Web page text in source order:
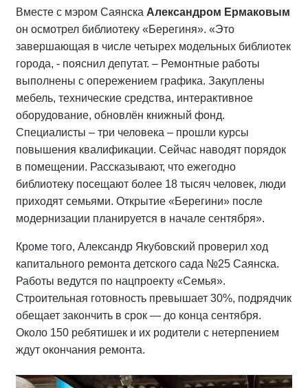
Вместе с мэром Саянска Александром Ермаковым
он осмотрел библиотеку «Берегиня». «Это
завершающая в числе четырех модельных библиотек
города, - пояснил депутат. – Ремонтные работы
выполнены с опережением графика. Закуплены
мебель, технические средства, интерактивное
оборудование, обновлён книжный фонд.
Специалисты – три человека – прошли курсы
повышения квалификации. Сейчас наводят порядок
в помещении. Рассказывают, что ежегодно
библиотеку посещают более 18 тысяч человек, люди
приходят семьями. Открытие «Берегини» после
модернизации планируется в начале сентября».
Кроме того, Александр Якубовский проверил ход
капитального ремонта детского сада №25 Саянска.
Работы ведутся по нацпроекту «Семья».
Строительная готовность превышает 30%, подрядчик
обещает закончить в срок — до конца сентября.
Около 150 ребятишек и их родители с нетерпением
ждут окончания ремонта.